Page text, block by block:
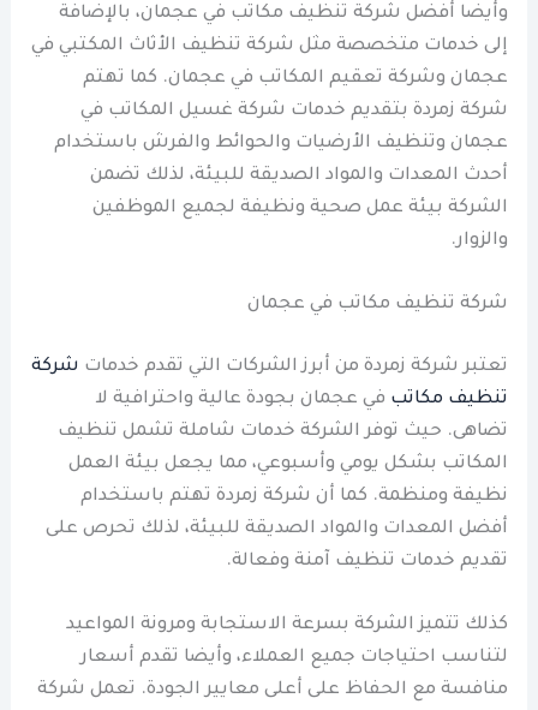
وأيضا أفضل شركة تنظيف مكاتب في عجمان، بالإضافة
إلى خدمات متخصصة مثل شركة تنظيف الأثاث المكتبي في
عجمان وشركة تعقيم المكاتب في عجمان. كما تهتم
شركة زمردة بتقديم خدمات شركة غسيل المكاتب في
عجمان وتنظيف الأرضيات والحوائط والفرش باستخدام
أحدث المعدات والمواد الصديقة للبيئة، لذلك تضمن
الشركة بيئة عمل صحية ونظيفة لجميع الموظفين
والزوار.
شركة تنظيف مكاتب في عجمان
تعتبر شركة زمردة من أبرز الشركات التي تقدم خدمات شركة
تنظيف مكاتب في عجمان بجودة عالية واحترافية لا
تضاهى. حيث توفر الشركة خدمات شاملة تشمل تنظيف
المكاتب بشكل يومي وأسبوعي، مما يجعل بيئة العمل
نظيفة ومنظمة. كما أن شركة زمردة تهتم باستخدام
أفضل المعدات والمواد الصديقة للبيئة، لذلك تحرص على
تقديم خدمات تنظيف آمنة وفعالة.
كذلك تتميز الشركة بسرعة الاستجابة ومرونة المواعيد
لتناسب احتياجات جميع العملاء، وأيضا تقدم أسعار
منافسة مع الحفاظ على أعلى معايير الجودة. تعمل شركة